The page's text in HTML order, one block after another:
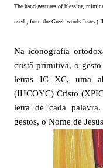
The hand gestures of blessing
used , from the Greek words Jesus
Na iconografia
cristã primitiva, o
letras IC XC, uma
(IHCOYC) Cristo
letra de cada
gestos, o Nome de